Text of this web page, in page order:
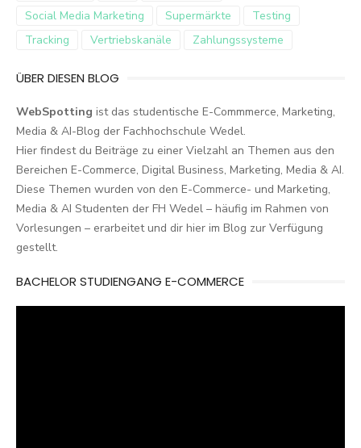
Social Media Marketing
Supermärkte
Testing
Tracking
Vertriebskanäle Zahlungssysteme
ÜBER DIESEN BLOG
WebSpotting ist das studentische E-Commmerce, Marketing,
Media & AI-Blog der Fachhochschule Wedel.
Hier findest du Beiträge zu einer Vielzahl an Themen aus den
Bereichen E-Commerce, Digital Business, Marketing, Media & AI.
Diese Themen wurden von den E-Commerce- und Marketing,
Media & AI Studenten der FH Wedel – häufig im Rahmen von
Vorlesungen – erarbeitet und dir hier im Blog zur Verfügung
gestellt.
BACHELOR STUDIENGANG E-COMMERCE